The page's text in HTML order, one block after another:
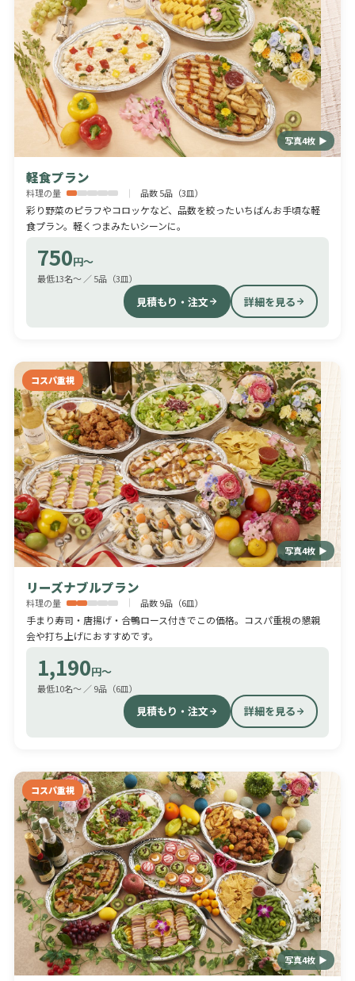
写真4枚 ▶
軽食プラン
料理の量 品数 5品（3皿）
彩り野菜のピラフやコロッケなど、品数を絞ったいちばんお手頃な軽
食プラン。軽くつまみたいシーンに。
750円〜
最低13名〜 ／ 5品（3皿）
見積もり・注文 詳細を見る
コスパ重視
写真4枚 ▶
リーズナブルプラン
料理の量 品数 9品（6皿）
手まり寿司・唐揚げ・合鴨ロース付きでこの価格。コスパ重視の懇親
会や打ち上げにおすすめです。
1,190円〜
最低10名〜 ／ 9品（6皿）
見積もり・注文 詳細を見る
コスパ重視
写真4枚 ▶